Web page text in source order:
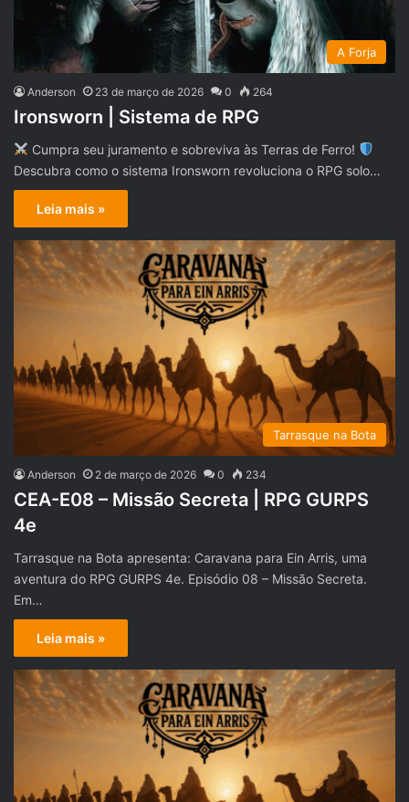
A Forja
Anderson 23 de março de 2026 0 264
Ironsworn | Sistema de RPG
Cumpra seu juramento e sobreviva às Terras de Ferro!
Descubra como o sistema Ironsworn revoluciona o RPG solo…
Leia mais »
Tarrasque na Bota
Anderson 2 de março de 2026 0 234
CEA-E08 – Missão Secreta | RPG GURPS
4e
Tarrasque na Bota apresenta: Caravana para Ein Arris, uma
aventura do RPG GURPS 4e. Episódio 08 – Missão Secreta.
Em…
Leia mais »